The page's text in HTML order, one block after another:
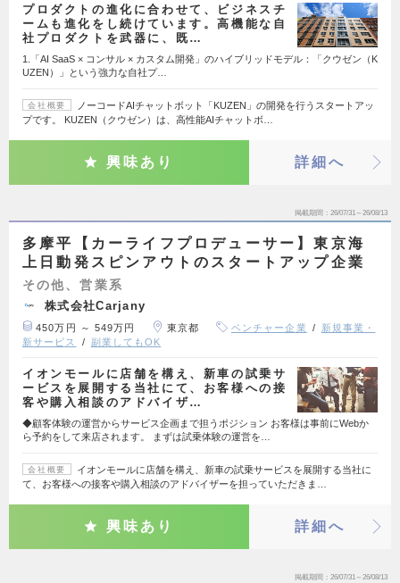
プロダクトの進化に合わせて、ビジネスチ
ームも進化をし続けています。高機能な自
社プロダクトを武器に、既…
1.「AI SaaS × コンサル × カスタム開発」のハイブリッドモデル：「クウゼン（K
UZEN）」という強力な自社プ…
会社概要
ノーコードAIチャットボット「KUZEN」の開発を行うスタートアッ
プです。 KUZEN（クウゼン）は、高性能AIチャットボ…
興味あり 詳細へ
掲載期間 26/07/31～26/08/13
多摩平【カーライフプロデューサー】東京海
上日動発スピンアウトのスタートアップ企業
その他、営業系
株式会社Carjany
450万円 ～ 549万円 東京都 ベンチャー企業
新規事業・
新サービス
副業してもOK
イオンモールに店舗を構え、新車の試乗サ
ービスを展開する当社にて、お客様への接
客や購入相談のアドバイザ…
◆顧客体験の運営からサービス企画まで担うポジション お客様は事前にWebか
ら予約をして来店されます。 まずは試乗体験の運営を…
会社概要
イオンモールに店舗を構え、新車の試乗サービスを展開する当社に
て、お客様への接客や購入相談のアドバイザーを担っていただきま…
興味あり 詳細へ
掲載期間 26/07/31～26/08/13